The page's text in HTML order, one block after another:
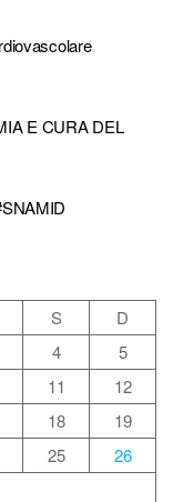
E CURA DEL
S
D
4
5
11
12
18
19
25
26